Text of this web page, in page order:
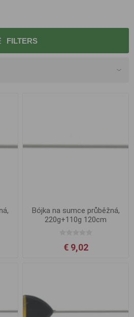
FILTERS
Bójka na sumce průběžná,
220g+110g 120cm
€ 9,02